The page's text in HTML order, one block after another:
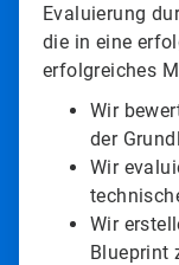
Evaluierung
die in eine
erfolgreiches
Wir
der
Wir
Wir
Blueprint